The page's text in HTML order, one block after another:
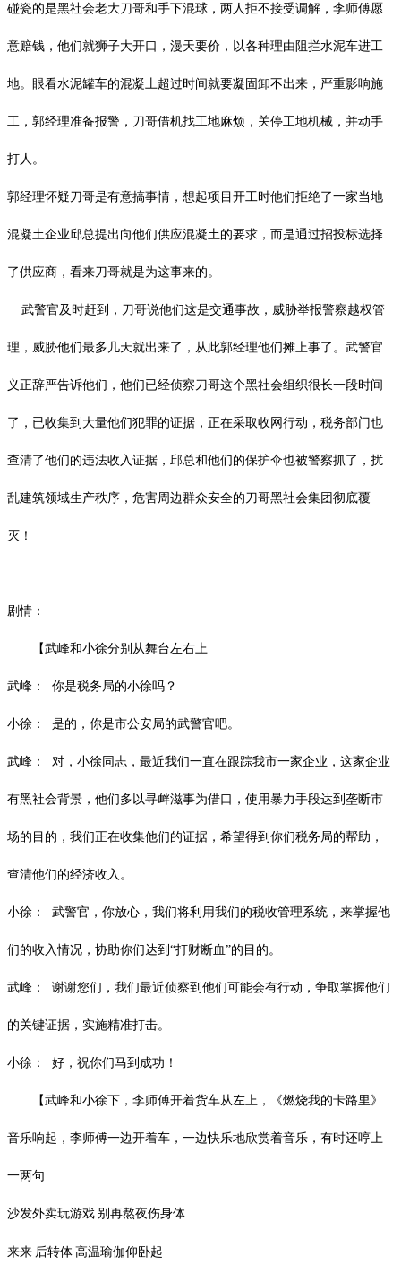
碰瓷的是黑社会老大刀哥和手下混球，两人拒不接受调解，李师傅愿
意赔钱，他们就狮子大开口，漫天要价，以各种理由阻拦水泥车进工
地。眼看水泥罐车的混凝土超过时间就要凝固卸不出来，严重影响施
工，郭经理准备报警，刀哥借机找工地麻烦，关停工地机械，并动手
打人。
郭经理怀疑刀哥是有意搞事情，想起项目开工时他们拒绝了一家当地
混凝土企业邱总提出向他们供应混凝土的要求，而是通过招投标选择
了供应商，看来刀哥就是为这事来的。
武警官及时赶到，刀哥说他们这是交通事故，威胁举报警察越权管
理，威胁他们最多几天就出来了，从此郭经理他们摊上事了。武警官
义正辞严告诉他们，他们已经侦察刀哥这个黑社会组织很长一段时间
了，已收集到大量他们犯罪的证据，正在采取收网行动，税务部门也
查清了他们的违法收入证据，邱总和他们的保护伞也被警察抓了，扰
乱建筑领域生产秩序，危害周边群众安全的刀哥黑社会集团彻底覆
灭！
剧情：
【武峰和小徐分别从舞台左右上
武峰： 你是税务局的小徐吗？
小徐： 是的，你是市公安局的武警官吧。
武峰： 对，小徐同志，最近我们一直在跟踪我市一家企业，这家企业
有黑社会背景，他们多以寻衅滋事为借口，使用暴力手段达到垄断市
场的目的，我们正在收集他们的证据，希望得到你们税务局的帮助，
查清他们的经济收入。
小徐： 武警官，你放心，我们将利用我们的税收管理系统，来掌握他
们的收入情况，协助你们达到 “打财断血”的目的。
武峰： 谢谢您们，我们最近侦察到他们可能会有行动，争取掌握他们
的关键证据，实施精准打击。
小徐： 好，祝你们马到成功！
【武峰和小徐下，李师傅开着货车从左上，《燃烧我的卡路里》
音乐响起，李师傅一边开着车，一边快乐地欣赏着音乐，有时还哼上
一两句
沙发外卖玩游戏 别再熬夜伤身体
来来 后转体 高温瑜伽仰卧起